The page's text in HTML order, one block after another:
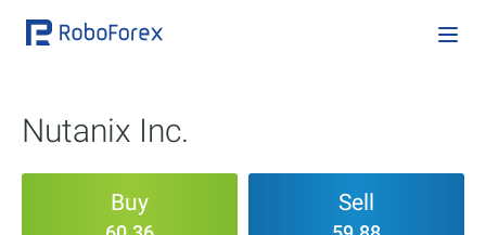
Nutanix Inc.
Buy Sell